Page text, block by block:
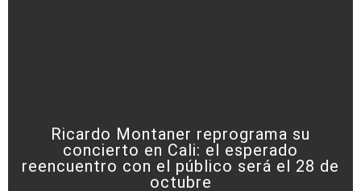
Ricardo Montaner reprograma su
concierto en Cali: el esperado
reencuentro con el público será el 28 de
octubre